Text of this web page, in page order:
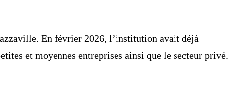
En février 2026, l’institution avait déjà
et moyennes entreprises ainsi que le secteur privé.